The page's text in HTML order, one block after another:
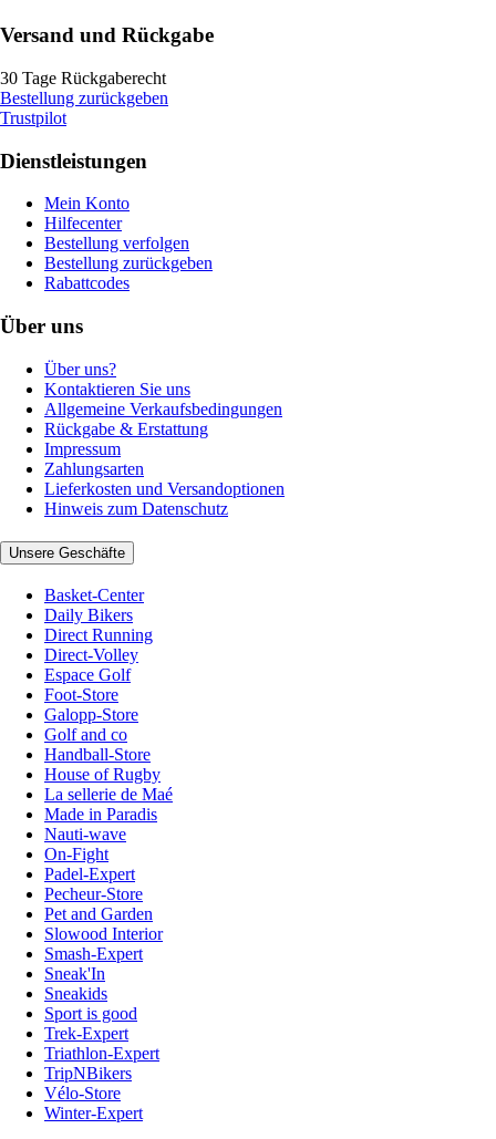
Versand und Rückgabe
30 Tage Rückgaberecht
Bestellung zurückgeben
Trustpilot
Dienstleistungen
Mein Konto
Hilfecenter
Bestellung verfolgen
Bestellung zurückgeben
Rabattcodes
Über uns
Über uns?
Kontaktieren Sie uns
Allgemeine Verkaufsbedingungen
Rückgabe & Erstattung
Impressum
Zahlungsarten
Lieferkosten und Versandoptionen
Hinweis zum Datenschutz
Unsere Geschäfte
Basket-Center
Daily Bikers
Direct Running
Direct-Volley
Espace Golf
Foot-Store
Galopp-Store
Golf and co
Handball-Store
House of Rugby
La sellerie de Maé
Made in Paradis
Nauti-wave
On-Fight
Padel-Expert
Pecheur-Store
Pet and Garden
Slowood Interior
Smash-Expert
Sneak'In
Sneakids
Sport is good
Trek-Expert
Triathlon-Expert
TripNBikers
Vélo-Store
Winter-Expert